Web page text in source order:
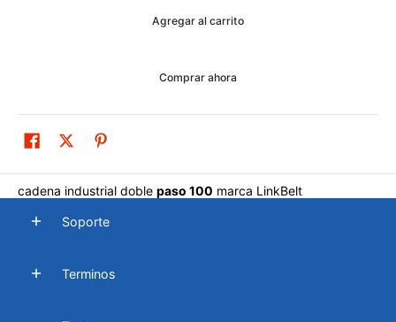
Agregar al carrito
Comprar ahora
cadena industrial doble paso 100 marca LinkBelt
Soporte
Terminos